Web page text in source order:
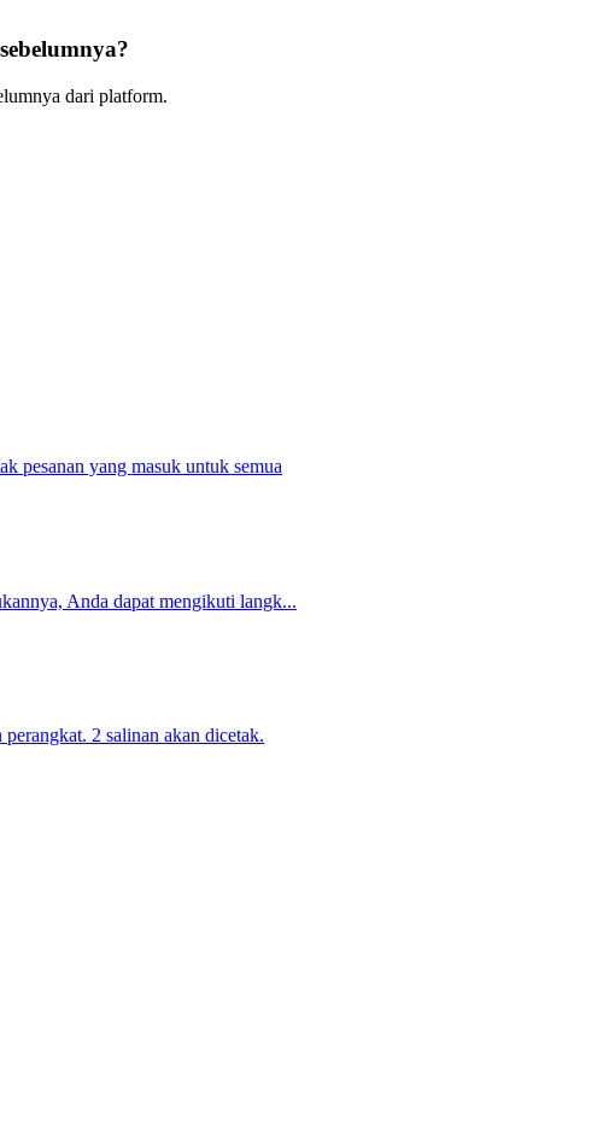
dari platform.
pesanan yang masuk untuk semua
Anda dapat mengikuti langk...
2 salinan akan dicetak.